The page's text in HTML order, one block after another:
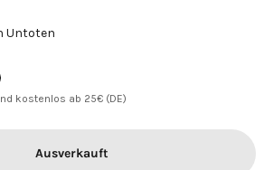
Untoten
kostenlos ab 25€ (DE)
Ausverkauft